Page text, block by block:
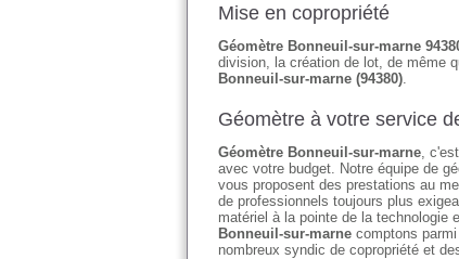
Mise en copropriété
Géomètre Bonneuil-sur-marne
division, la création de lot, de même
Bonneuil-sur-marne (94380).
Géomètre à votre service
Géomètre Bonneuil-sur-marne,
avec votre budget. Notre équipe de
vous proposent des prestations au
de professionnels toujours plus
matériel à la pointe de la technologie
Bonneuil-sur-marne comptons
nombreux syndic de copropriété et